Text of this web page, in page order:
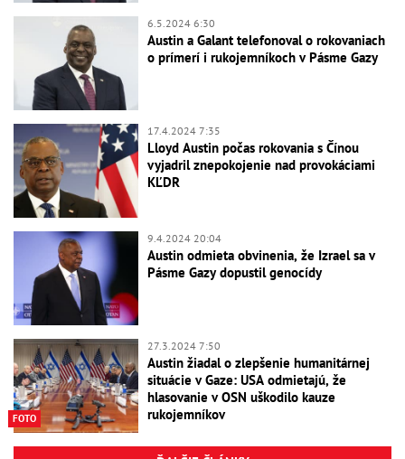
6.5.2024 6:30
Austin a Galant telefonoval o rokovaniach
o prímerí i rukojemníkoch v Pásme Gazy
17.4.2024 7:35
Lloyd Austin počas rokovania s Čínou
vyjadril znepokojenie nad provokáciami
KĽDR
9.4.2024 20:04
Austin odmieta obvinenia, že Izrael sa v
Pásme Gazy dopustil genocídy
FOTO
27.3.2024 7:50
Austin žiadal o zlepšenie humanitárnej
situácie v Gaze: USA odmietajú, že
hlasovanie v OSN uškodilo kauze
rukojemníkov